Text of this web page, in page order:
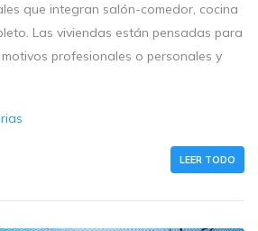
que integran salón-comedor, cocina
Las viviendas están pensadas para
profesionales o personales y
LEER TODO